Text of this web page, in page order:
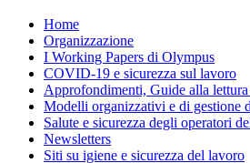
Home
Organizzazione
I Working Papers di Olympus
COVID-19 e sicurezza sul lavoro
Approfondimenti, Guide alla lettura
Modelli organizzativi e di gestione
Salute e sicurezza degli operatori
Newsletters
Siti su igiene e sicurezza del lavoro